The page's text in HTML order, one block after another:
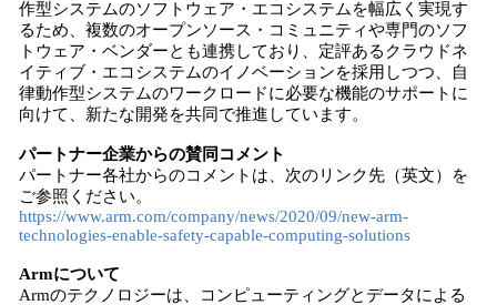
作型システムのソフトウェア・エコシステムを幅広く実現す
るため、複数のオープンソース・コミュニティや専門のソフ
トウェア・ベンダーとも連携しており、定評あるクラウドネ
イティブ・エコシステムのイノベーションを採用しつつ、自
律動作型システムのワークロードに必要な機能のサポートに
向けて、新たな開発を共同で推進しています。
パートナー企業からの賛同コメント
パートナー各社からのコメントは、次のリンク先（英文）を
ご参照ください。
https://www.arm.com/company/news/2020/09/new-arm-
technologies-enable-safety-capable-computing-solutions
Armについて
Armのテクノロジーは、コンピューティングとデータによる